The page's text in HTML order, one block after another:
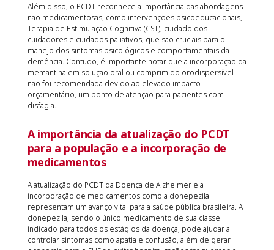
Além disso, o PCDT reconhece a importância das abordagens
não medicamentosas, como intervenções psicoeducacionais,
Terapia de Estimulação Cognitiva (CST), cuidado dos
cuidadores e cuidados paliativos, que são cruciais para o
manejo dos sintomas psicológicos e comportamentais da
demência. Contudo, é importante notar que a incorporação da
memantina em solução oral ou comprimido orodispersível
não foi recomendada devido ao elevado impacto
orçamentário, um ponto de atenção para pacientes com
disfagia.
A importância da atualização do PCDT
para a população e a incorporação de
medicamentos
A atualização do PCDT da Doença de Alzheimer e a
incorporação de medicamentos como a donepezila
representam um avanço vital para a saúde pública brasileira. A
donepezila, sendo o único medicamento de sua classe
indicado para todos os estágios da doença, pode ajudar a
controlar sintomas como apatia e confusão, além de gerar